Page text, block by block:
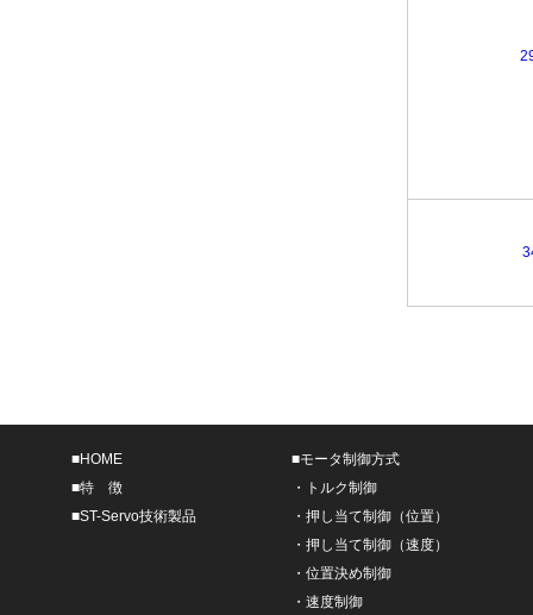
■HOME
■特 徴
■ST-Servo技術製品
■モータ制御方式
・
トルク制御
・ 押し当て制御（位置）
・ 押し当て制御（速度）
・ 位置決め制御
・ 速度制御